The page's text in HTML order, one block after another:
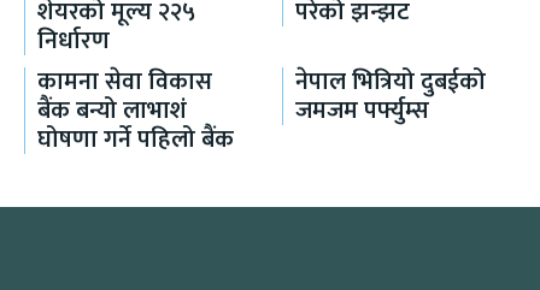
शेयरको मूल्य २२५
निर्धारण
परेको झन्झट
कामना सेवा विकास
बैंक बन्यो लाभाशं
घोषणा गर्ने पहिलो बैंक
नेपाल भित्रियो दुबईको
जमजम पर्फ्युम्स